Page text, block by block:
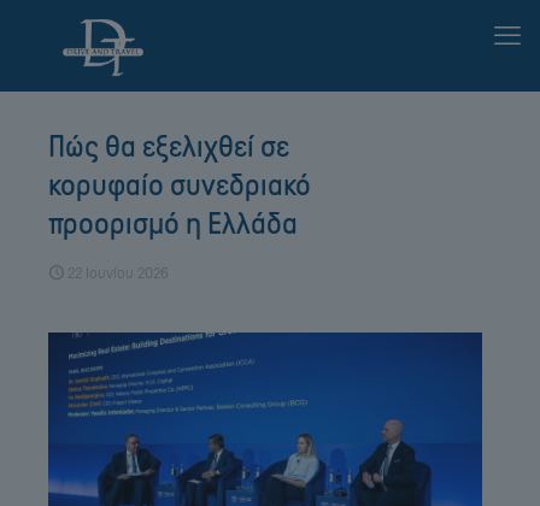
Πώς θα εξελιχθεί σε
κορυφαίο συνεδριακό
προορισμό η Ελλάδα
22 Ιουνίου 2026